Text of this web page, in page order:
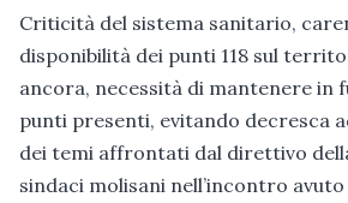
Criticità del sistema sanitario,
disponibilità dei punti 118 sul
ancora, necessità di mantenere in
punti presenti, evitando decresca
dei temi affrontati dal direttivo
sindaci molisani nell’incontro